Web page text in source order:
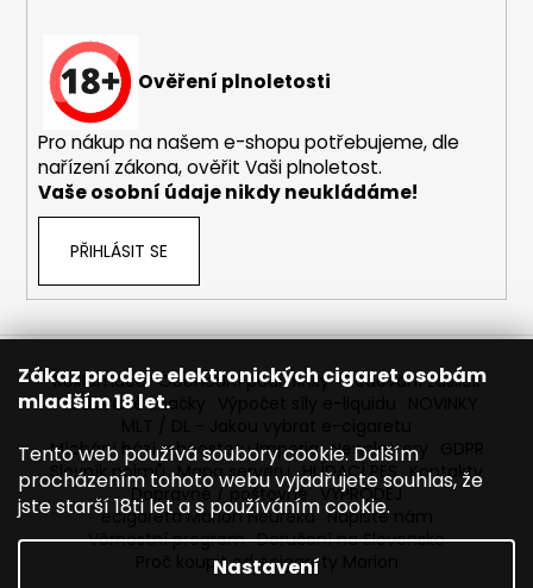
Zákaz prodeje elektronických cigaret osobám
mladším 18 let.
Tento web používá soubory cookie. Dalším
procházením tohoto webu vyjadřujete souhlas, že
jste starší 18ti let a s používáním cookie.
Nastavení
Ověření plnoletosti
Pro nákup na našem e-shopu potřebujeme, dle
nařízení zákona, ověřit Vaši plnoletost.
Vaše osobní údaje nikdy neukládáme!
PŘIHLÁSIT SE
Reklamace Obchodní podmínky Sledování zásilek
Prodávané značky
Míchání bází a boosteru Imperia Newslettery
Slovník pojmů Mapa serveru HLÍDACÍ PES Kontakty
Dopravné / poštovné VÝPRODEJ
ecigareta Marion Heureka Napište nám
Věrnostní program Doručení na Slovensko
Proč koupit od ecigarety Marion